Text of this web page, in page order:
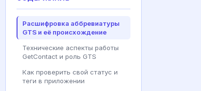
Расшифровка аббревиатуры
GTS и её происхождение
Технические аспекты работы
GetContact и роль GTS
Как проверить свой статус и
теги в приложении